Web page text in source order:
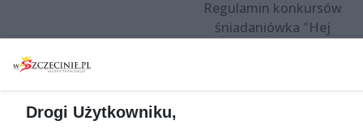
Regulamin konkursów
śniadaniówka "Hej
Partnerzy
Drogi Użytkowniku,